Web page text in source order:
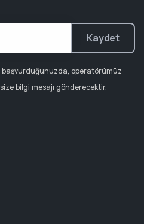
Kaydet
başvurduğunuzda, operatörümüz
bilgi mesajı gönderecektir.